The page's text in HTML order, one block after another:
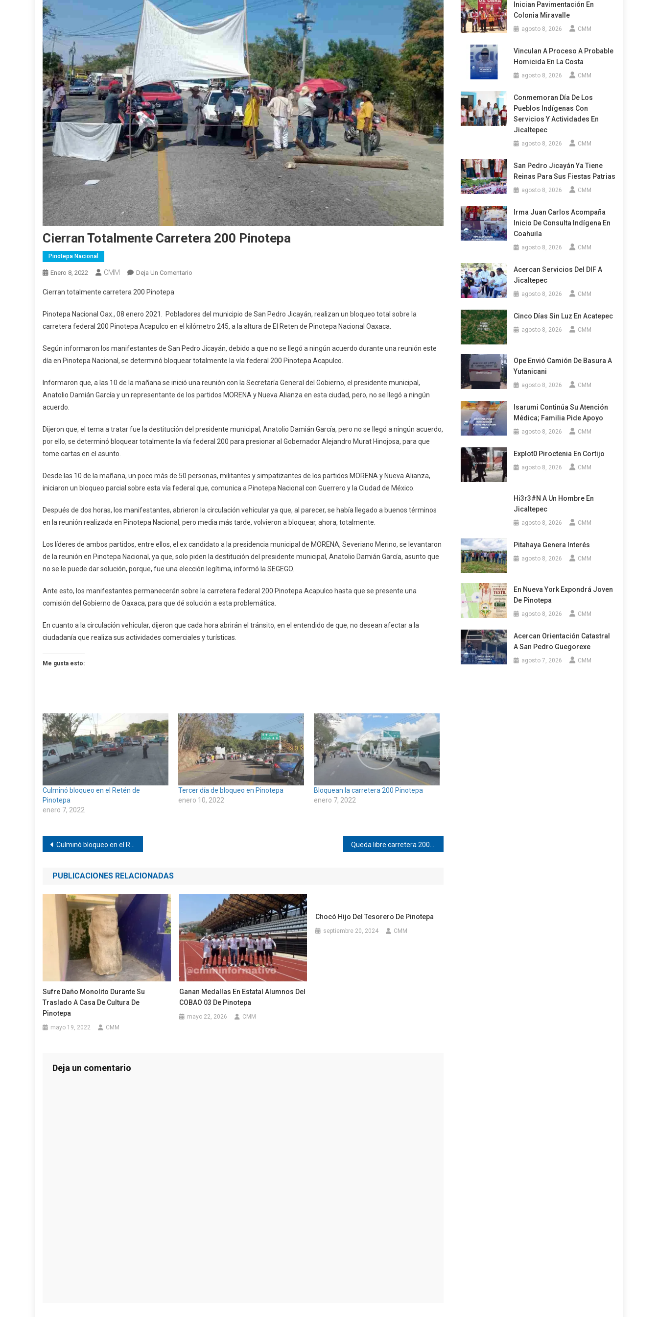
Cierran Totalmente Carretera 200 Pinotepa
Pinotepa Nacional
Enero 8, 2022 CMM Deja Un Comentario
200
Pinotepa
Cierran totalmente carretera 200 Pinotepa
Pinotepa Nacional Oax., 08 enero 2021. Pobladores del municipio de San Pedro Jicayán, realizan un bloqueo total sobre la
carretera federal 200 Pinotepa Acapulco en el kilómetro 245, a la altura de El Reten de Pinotepa Nacional Oaxaca.
Según informaron los manifestantes de San Pedro Jicayán, debido a que no se llegó a ningún acuerdo durante una reunión este
día en Pinotepa Nacional, se determinó bloquear totalmente la vía federal 200 Pinotepa Acapulco.
Informaron que, a las 10 de la mañana se inició una reunión con la Secretaría General del Gobierno, el presidente municipal,
Anatolio Damián García y un representante de los partidos MORENA y Nueva Alianza en esta ciudad, pero, no se llegó a ningún
acuerdo.
Dijeron que, el tema a tratar fue la destitución del presidente municipal, Anatolio Damián García, pero no se llegó a ningún acuerdo,
por ello, se determinó bloquear totalmente la vía federal 200 para presionar al Gobernador Alejandro Murat Hinojosa, para que
tome cartas en el asunto.
Desde las 10 de la mañana, un poco más de 50 personas, militantes y simpatizantes de los partidos MORENA y Nueva Alianza,
iniciaron un bloqueo parcial sobre esta vía federal que, comunica a Pinotepa Nacional con Guerrero y la Ciudad de México.
Después de dos horas, los manifestantes, abrieron la circulación vehicular ya que, al parecer, se había llegado a buenos términos
en la reunión realizada en Pinotepa Nacional, pero media más tarde, volvieron a bloquear, ahora, totalmente.
Los líderes de ambos partidos, entre ellos, el ex candidato a la presidencia municipal de MORENA, Severiano Merino, se levantaron
de la reunión en Pinotepa Nacional, ya que, solo piden la destitución del presidente municipal, Anatolio Damián García, asunto que
no se le puede dar solución, porque, fue una elección legítima, informó la SEGEGO.
Ante esto, los manifestantes permanecerán sobre la carretera federal 200 Pinotepa Acapulco hasta que se presente una
comisión del Gobierno de Oaxaca, para que dé solución a esta problemática.
En cuanto a la circulación vehicular, dijeron que cada hora abrirán el tránsito, en el entendido de que, no desean afectar a la
ciudadanía que realiza sus actividades comerciales y turísticas.
Me gusta esto:
Culminó bloqueo en el Retén de
Pinotepa
enero 7, 2022
Tercer día de bloqueo en Pinotepa
enero 10, 2022
Bloquean la carretera 200 Pinotepa
enero 7, 2022
Navegación
de
entradas
Culminó bloqueo en el Retén de Pinotepa
PUBLICACIONES RELACIONADAS
Sufre Daño Monolito Durante Su
Traslado A Casa De Cultura De
Pinotepa
mayo 19, 2022 CMM
Ganan Medallas En Estatal Alumnos Del
COBAO 03 De Pinotepa
mayo 22, 2026 CMM
Chocó Hijo Del Tesorero De Pinotepa
septiembre 20, 2024 CMM
Deja un comentario
Inician Pavimentación En
Colonia Miravalle
agosto 8, 2026 CMM
Vinculan A Proceso A Probable
Homicida En La Costa
agosto 8, 2026 CMM
Conmemoran Día De Los
Pueblos Indígenas Con
Servicios Y Actividades En
Jicaltepec
agosto 8, 2026 CMM
San Pedro Jicayán Ya Tiene
Reinas Para Sus Fiestas Patrias
agosto 8, 2026 CMM
Irma Juan Carlos Acompaña
Inicio De Consulta Indígena En
Coahuila
agosto 8, 2026 CMM
Acercan Servicios Del DIF A
Jicaltepec
agosto 8, 2026 CMM
Cinco Días Sin Luz En Acatepec
agosto 8, 2026 CMM
Ope Envió Camión De Basura A
Yutanicani
agosto 8, 2026 CMM
Isarumi Continúa Su Atención
Médica; Familia Pide Apoyo
agosto 8, 2026 CMM
Explot0 Piroctenia En Cortijo
agosto 8, 2026 CMM
Hi3r3#n A Un Hombre En
Jicaltepec
agosto 8, 2026 CMM
Pitahaya Genera Interés
agosto 8, 2026 CMM
En Nueva York Expondrá Joven
De Pinotepa
agosto 8, 2026 CMM
Acercan Orientación Catastral
A San Pedro Guegorexe
agosto 7, 2026 CMM